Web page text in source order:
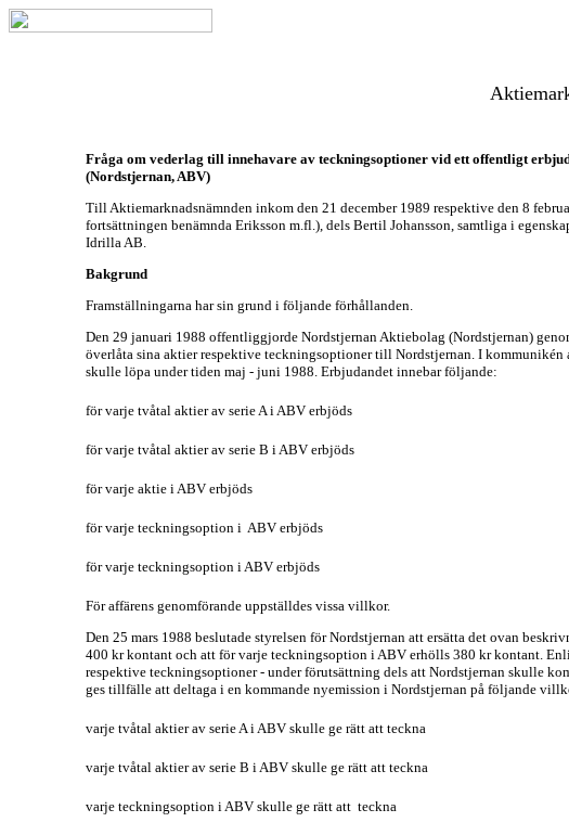
Fråga om vederlag till innehavare av teckningsoptioner vid ett offentligt
(Nordstjernan, ABV)
Till Aktiemarknadsnämnden inkom den 21 december 1989 respektive den 8
fortsättningen benämnda Eriksson m.fl.), dels Bertil Johansson, samtliga i
Idrilla AB.
Bakgrund
Framställningarna har sin grund i följande förhållanden.
Den 29 januari 1988 offentliggjorde Nordstjernan Aktiebolag (Nordstjernan)
överlåta sina aktier respektive teckningsoptioner till Nordstjernan. I
skulle löpa under tiden maj - juni 1988. Erbjudandet innebar följande:
för varje tvåtal aktier av serie A i ABV erbjöds
för varje tvåtal aktier av serie B i ABV erbjöds
för varje aktie i ABV erbjöds
för varje teckningsoption i ABV erbjöds
för varje teckningsoption i ABV erbjöds
För affärens genomförande uppställdes vissa villkor.
Den 25 mars 1988 beslutade styrelsen för Nordstjernan att ersätta det ovan
400 kr kontant och att för varje teckningsoption i ABV erhölls 380 kr kontant.
respektive teckningsoptioner - under förutsättning dels att Nordstjernan skulle
ges tillfälle att deltaga i en kommande nyemission i Nordstjernan på följande
varje tvåtal aktier av serie A i ABV skulle ge rätt att teckna
varje tvåtal aktier av serie B i ABV skulle ge rätt att teckna
varje teckningsoption i ABV skulle ge rätt att teckna